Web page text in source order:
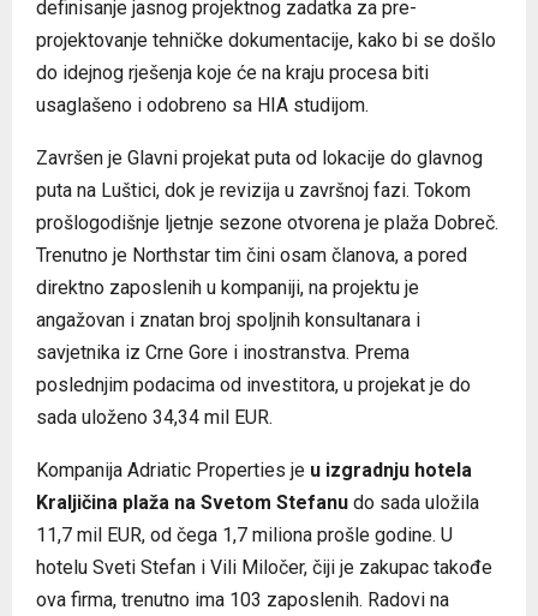
definisanje jasnog projektnog zadatka za pre-
projektovanje tehničke dokumentacije, kako bi se došlo
do idejnog rješenja koje će na kraju procesa biti
usaglašeno i odobreno sa HIA studijom.
Završen je Glavni projekat puta od lokacije do glavnog
puta na Luštici, dok je revizija u završnoj fazi. Tokom
prošlogodišnje ljetnje sezone otvorena je plaža Dobreč.
Trenutno je Northstar tim čini osam članova, a pored
direktno zaposlenih u kompaniji, na projektu je
angažovan i znatan broj spoljnih konsultanara i
savjetnika iz Crne Gore i inostranstva. Prema
poslednjim podacima od investitora, u projekat je do
sada uloženo 34,34 mil EUR.
Kompanija Adriatic Properties je u izgradnju hotela
Kraljičina plaža na Svetom Stefanu do sada uložila
11,7 mil EUR, od čega 1,7 miliona prošle godine. U
hotelu Sveti Stefan i Vili Miločer, čiji je zakupac takođe
ova firma, trenutno ima 103 zaposlenih. Radovi na